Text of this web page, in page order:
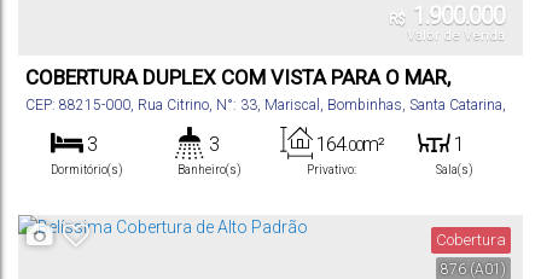
R$ 1.900.000
Valor de Venda
COBERTURA DUPLEX COM VISTA PARA O MAR,
MARISCAL - BOMBINHAS
CEP: 88215-000, Rua Citrino, N°: 33, Mariscal , Bombinhas, Santa Catarina,
3
Dormitório(s)
3
Banheiro(s) Privativo:
164.00m² 1
Sala(s)
Suíte(s) Vaga(s) Distância do Mar
876 (A01)
Cobertura